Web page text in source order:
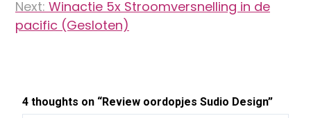
Next: Winactie 5x Stroomversnelling in de
pacific (Gesloten)
4 thoughts on “Review oordopjes Sudio Design”